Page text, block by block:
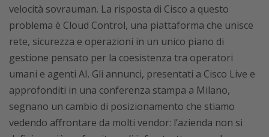
velocità sovrauman. La risposta di Cisco a questo
problema è Cloud Control, una piattaforma che unisce
rete, sicurezza e operazioni in un unico piano di
gestione pensato per la coesistenza tra operatori
umani e agenti AI. Gli annunci, presentati a Cisco Live e
approfonditi in una conferenza stampa a Milano,
segnano un cambio di posizionamento che stiamo
vedendo affrontare da molti vendor: l’azienda non si